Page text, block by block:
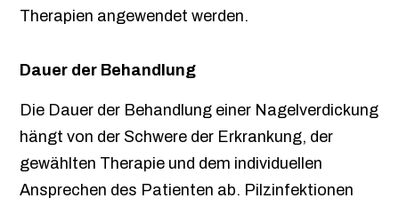
Therapien angewendet werden.
Dauer der Behandlung
Die Dauer der Behandlung einer Nagelverdickung
hängt von der Schwere der Erkrankung, der
gewählten Therapie und dem individuellen
Ansprechen des Patienten ab. Pilzinfektionen